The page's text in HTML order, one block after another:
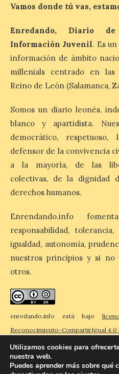
un
agosto en
gallega de Merza, dedicado a la
la música de cámara. La
Ayuntamiento de
MADO Madrid
2026 vuelve a
como uno de los
principales
económicos y
Madrid
El gasto total
1,4 %
un periodo
gasto, con un 25,9 % del total,
restauración […]
Vamos donde tú vas,
Enredando, Diario
Información Juvenil. Es
información de ámbito
millenials centrado en
Reino de León (Salamanca,
Somos un diario leonés,
blanco y apartidista.
democrático, respetuoso,
defensor de la convivencia
a la mayoría, de las
colectivas, de la dignidad
derechos humanos.
Enrendando.info
responsabilidad,
igualdad, autonomía,
nuestros principios y si no
otros.
enredando.info está bajo
Reconocimiento-CompartirIgual 4.0
Utilizamos cookies para
nuestra web.
Puedes aprender más sobre